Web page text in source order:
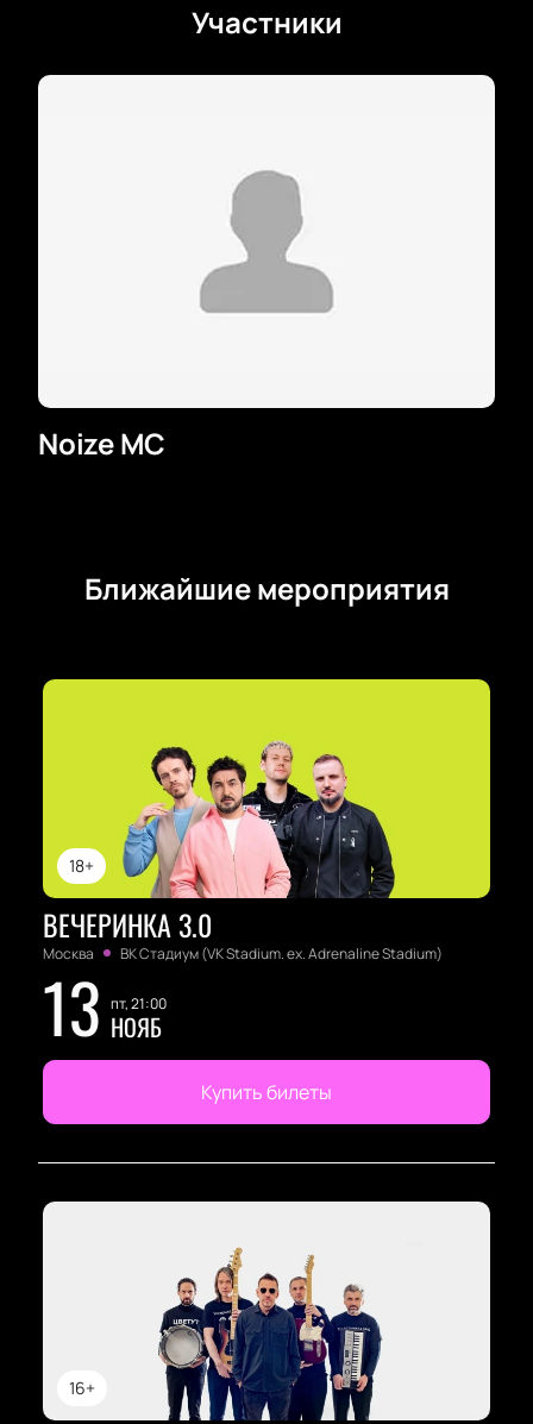
Участники
Noize MC
Ближайшие мероприятия
18+
ВЕЧЕРИНКА 3.0
Москва ВК Стадиум (VK Stadium. ex. Adrenaline Stadium)
13 пт, 21:00
НОЯБ
Купить билеты
16+